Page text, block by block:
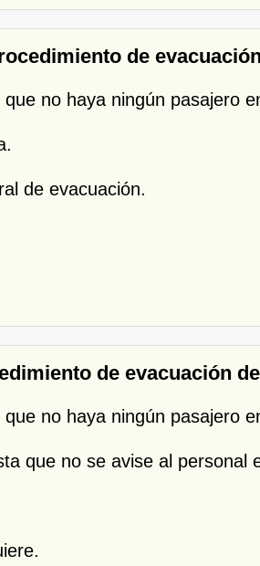
de
no haya ningún pasajero
de evacuación.
de evacuación
no haya ningún pasajero
que no se avise al personal